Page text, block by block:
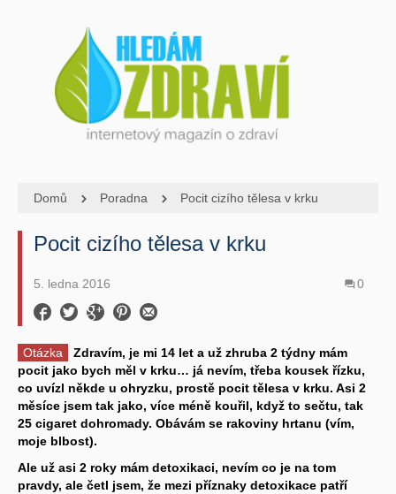
Domů Poradna Pocit cizího tělesa v krku
Pocit cizího tělesa v krku
5. ledna 2016 0
Otázka
Zdravím, je mi 14 let a už zhruba 2 týdny mám
pocit jako bych měl v krku… já nevím, třeba kousek řízku,
co uvízl někde u ohryzku, prostě pocit tělesa v krku. Asi 2
měsíce jsem tak jako, více méně kouřil, když to sečtu, tak
25 cigaret dohromady. Obávám se rakoviny hrtanu (vím,
moje blbost).
Ale už asi 2 roky mám detoxikaci, nevím co je na tom
pravdy, ale četl jsem, že mezi příznaky detoxikace patří